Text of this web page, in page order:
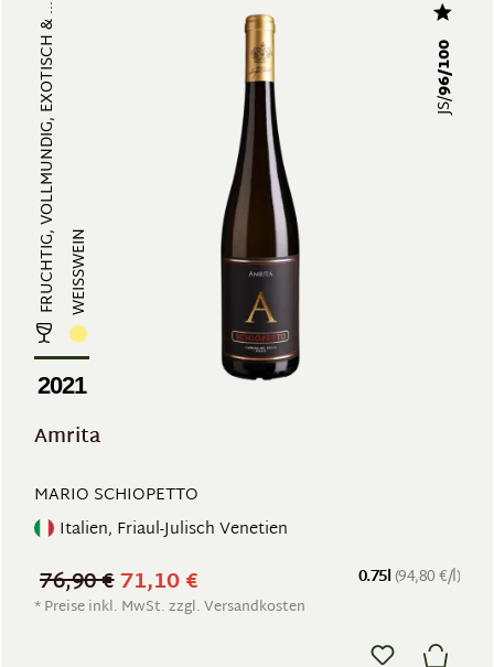
FRUCHTIG, VOLLMUNDIG, EXOTISCH & ... WEISSWEIN
2021
JS/
96/100
Amrita
MARIO SCHIOPETTO
Italien, Friaul-Julisch Venetien
0.75l (94,80 €/l)
71,10 €
76,90 €
* Preise inkl. MwSt. zzgl. Versandkosten